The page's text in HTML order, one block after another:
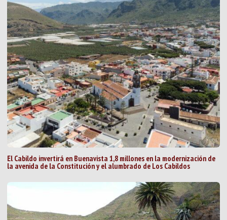
El Cabildo invertirá en Buenavista 1,8 millones en la modernización de
la avenida de la Constitución y el alumbrado de Los Cabildos